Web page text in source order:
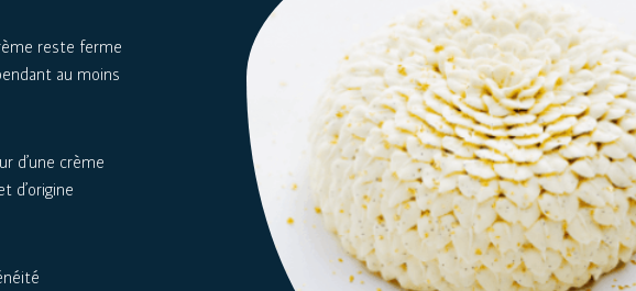
reste ferme
au moins
d’une crème
d’origine